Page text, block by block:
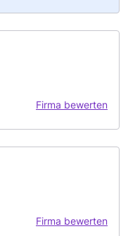
Firma bewerten
Firma bewerten